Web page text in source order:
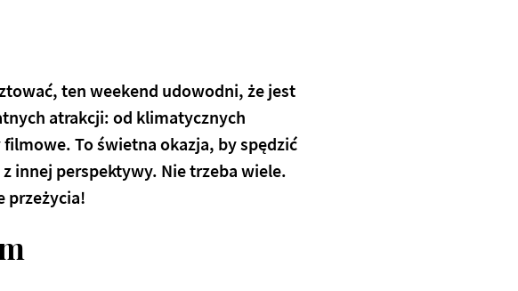
ten weekend udowodni, że jest
atrakcji: od klimatycznych
To świetna okazja, by spędzić
innej perspektywy. Nie trzeba wiele.
przeżycia!